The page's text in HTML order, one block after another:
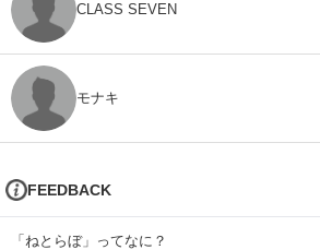
CLASS SEVEN
モナキ
FEEDBACK
「ねとらぼ」ってなに？